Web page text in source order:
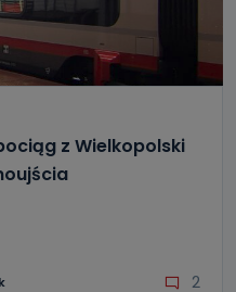
z Wielkopolski
2